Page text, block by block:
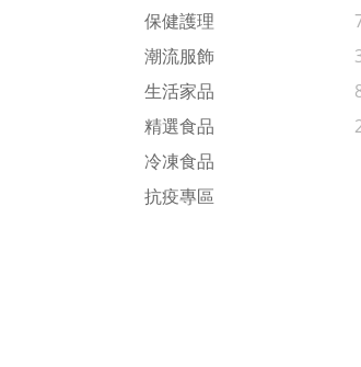
保健護理
潮流服飾
生活家品
精選食品
冷凍食品
抗疫專區